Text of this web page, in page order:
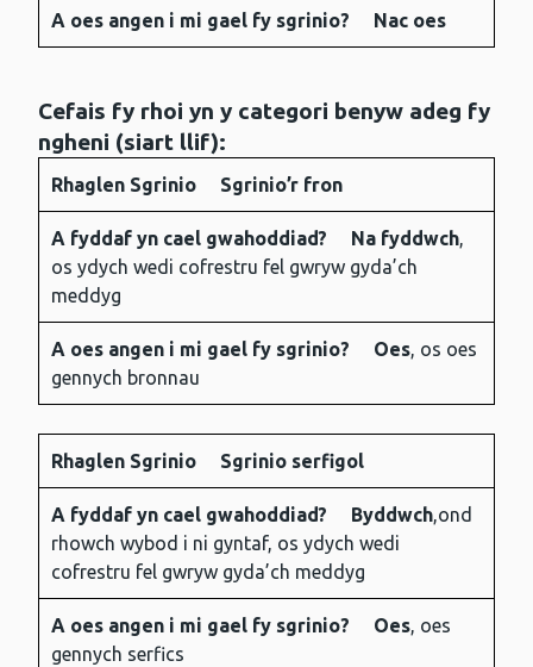
A oes angen i mi gael fy sgrinio? Nac oes
Cefais fy rhoi yn y categori benyw adeg fy
ngheni (siart llif):
Rhaglen
Sgrinio
A fyddaf yn
cael
gwahoddiad?
A oes
angen i
mi gael
sgrinio?
Rhaglen Sgrinio Sgrinio’r fron
A fyddaf yn cael gwahoddiad? Na fyddwch,
os ydych wedi cofrestru fel gwryw gyda’ch
meddyg
A oes angen i mi gael fy sgrinio? Oes, os oes
gennych bronnau
Rhaglen Sgrinio Sgrinio serfigol
A fyddaf yn cael gwahoddiad? Byddwch,ond
rhowch wybod i ni gyntaf, os ydych wedi
cofrestru fel gwryw gyda’ch meddyg
A oes angen i mi gael fy sgrinio? Oes, oes
gennych serfics